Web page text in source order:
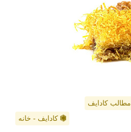
مطالب کادایف
کادایف - خانه